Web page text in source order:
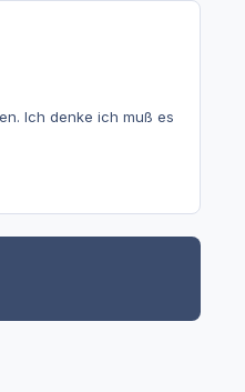
Ich denke ich muß es